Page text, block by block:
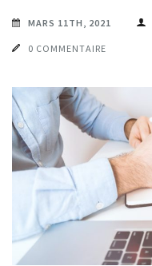
MARS 11TH, 2021
0 COMMENTAIRE